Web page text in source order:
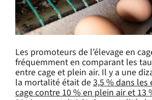
Les promoteurs de l’élevage en
fréquemment en comparant les
entre cage et plein air. Il y a une
la mortalité était de3,5 % dans les
cage contre 10 % en plein air et 13